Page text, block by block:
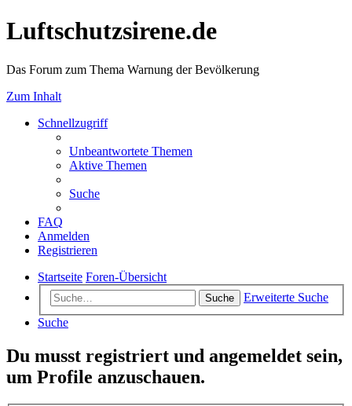
Luftschutzsirene.de
Das Forum zum Thema Warnung der Bevölkerung
Zum Inhalt
Schnellzugriff
Unbeantwortete Themen
Aktive Themen
Suche
FAQ
Anmelden
Registrieren
Startseite Foren-Übersicht
Suche
Erweiterte Suche
Suche
Du musst registriert und angemeldet sein,
um Profile anzuschauen.